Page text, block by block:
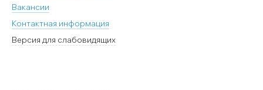
Вакансии
Контактная информация
Версия для слабовидящих